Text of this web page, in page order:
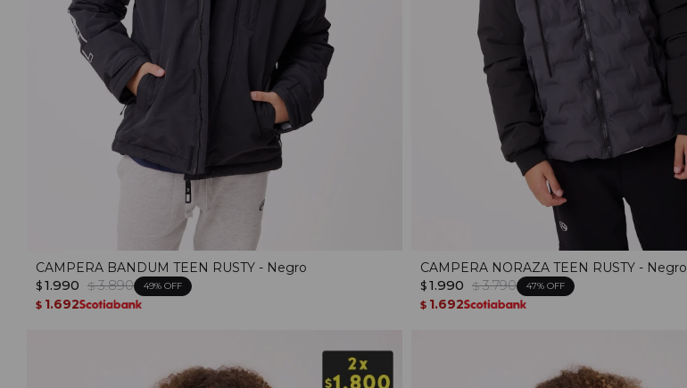
CAMPERA BANDUM TEEN RUSTY - Negro
$ 1.990 $ 3.890 49
$ 1.692
CAMPERA NORAZA TEEN RUSTY - Negro
$ 1.990 $ 3.790 47
$ 1.692